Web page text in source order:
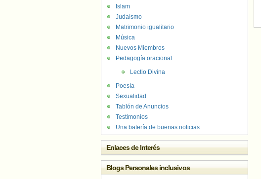
Islam
Judaísmo
Matrimonio igualitario
Música
Nuevos Miembros
Pedagogía oracional
Lectio Divina
Poesía
Sexualidad
Tablón de Anuncios
Testimonios
Una batería de buenas noticias
Enlaces de Interés
Blogs Personales inclusivos